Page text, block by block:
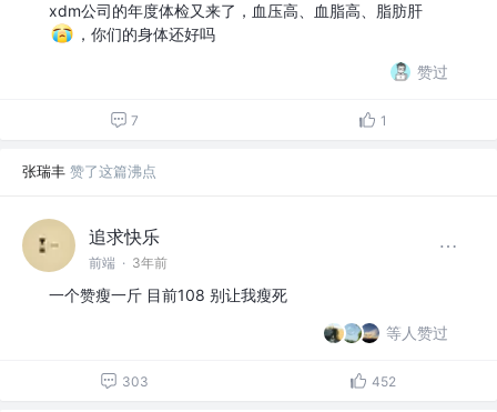
xdm公司的年度体检又来了，血压高、血脂高、脂肪肝
，你们的身体还好吗
赞过
7 1
张瑞丰 赞了这篇沸点
追求快乐
前端 · 3年前
一个赞瘦一斤 目前108 别让我瘦死
等人赞过
303 452